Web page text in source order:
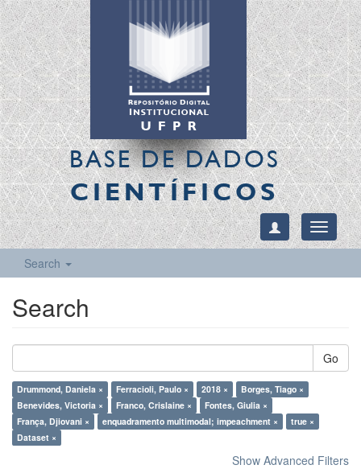
BASE DE DADOS
CIENTÍFICOS
Toggle
Search
Search
Go
Drummond, Daniela × Ferracioli, Paulo × 2018 ×
Borges, Tiago ×
Benevides, Victoria ×
Franco, Crislaine ×
Fontes, Giulia ×
França, Djiovani ×
enquadramento multimodal; impeachment ×
true ×
Dataset ×
Show Advanced Filters